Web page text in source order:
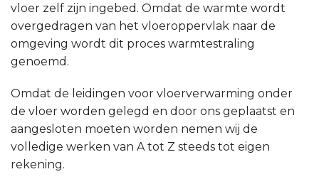
vloer zelf zijn ingebed. Omdat de warmte wordt
overgedragen van het vloeroppervlak naar de
omgeving wordt dit proces warmtestraling
genoemd.
Omdat de leidingen voor vloerverwarming onder
de vloer worden gelegd en door ons geplaatst en
aangesloten moeten worden nemen wij de
volledige werken van A tot Z steeds tot eigen
rekening.